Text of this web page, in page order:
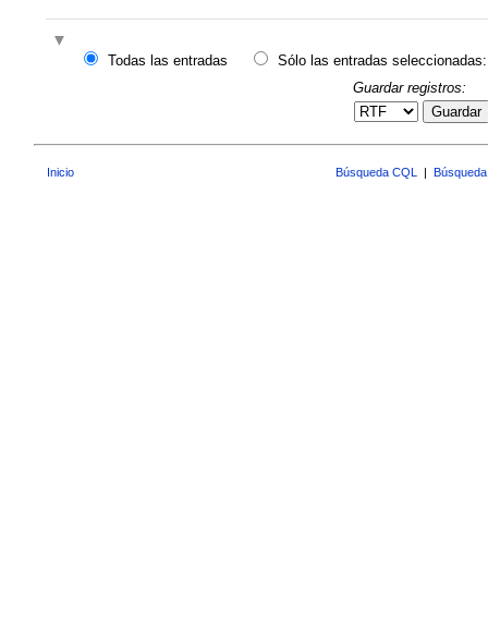
Todas las entradas
Sólo las entradas seleccionadas:
Guardar registros:
Guardar
Inicio Búsqueda CQL